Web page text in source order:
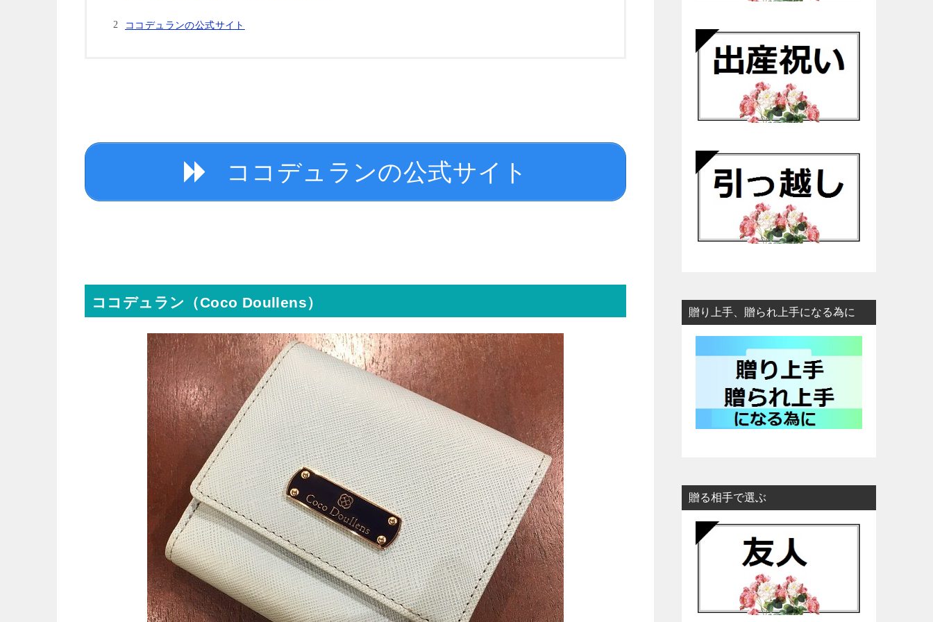
ココデュランの公式サイト
ココデュランの公式サイト
ココデュラン（Coco Doullens）
贈り上手、贈られ上手になる為に
贈る相手で選ぶ